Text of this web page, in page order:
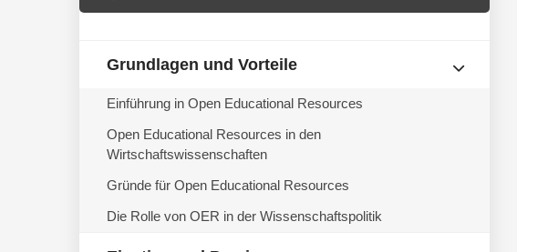
Grundlagen und Vorteile
Einführung in Open Educational Resources
Open Educational Resources in den
Wirtschaftswissenschaften
Gründe für Open Educational Resources
Die Rolle von OER in der Wissenschaftspolitik